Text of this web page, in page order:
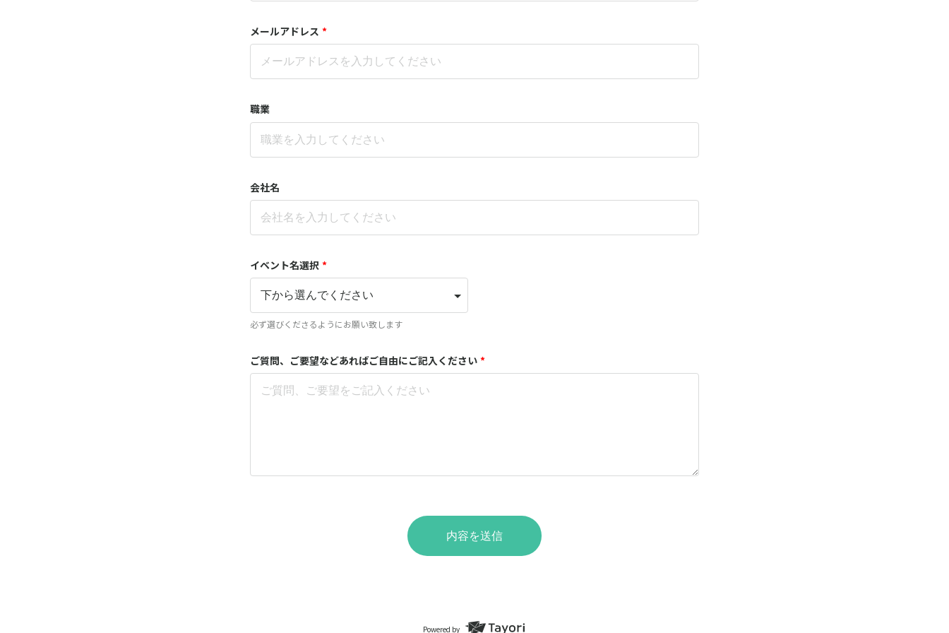
メールアドレス *
職業
会社名
イベント名選択 *
必ず選びくださるようにお願い致します
ご質問、ご要望などあればご自由にご記入ください *
内容を送信
Powered by